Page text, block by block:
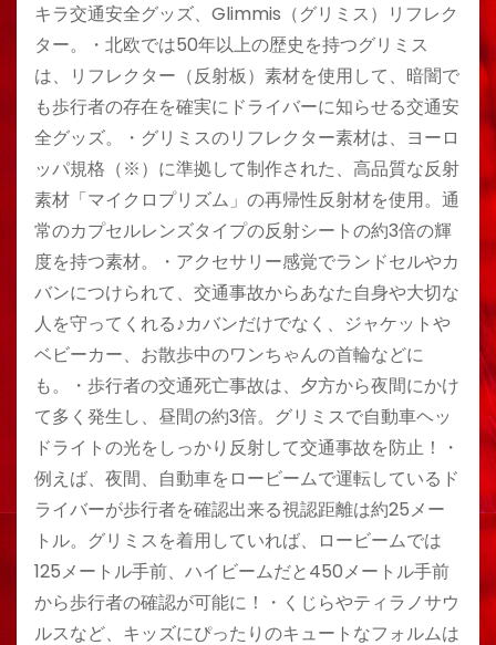
キラ交通安全グッズ、Glimmis（グリミス）リフレク
ター。・北欧では50年以上の歴史を持つグリミス
は、リフレクター（反射板）素材を使用して、暗闇で
も歩行者の存在を確実にドライバーに知らせる交通安
全グッズ。・グリミスのリフレクター素材は、ヨーロ
ッパ規格（※）に準拠して制作された、高品質な反射
素材「マイクロプリズム」の再帰性反射材を使用。通
常のカプセルレンズタイプの反射シートの約3倍の輝
度を持つ素材。・アクセサリー感覚でランドセルやカ
バンにつけられて、交通事故からあなた自身や大切な
人を守ってくれる♪カバンだけでなく、ジャケットや
ベビーカー、お散歩中のワンちゃんの首輪などに
も。・歩行者の交通死亡事故は、夕方から夜間にかけ
て多く発生し、昼間の約3倍。グリミスで自動車ヘッ
ドライトの光をしっかり反射して交通事故を防止！・
例えば、夜間、自動車をロービームで運転しているド
ライバーが歩行者を確認出来る視認距離は約25メー
トル。グリミスを着用していれば、ロービームでは
125メートル手前、ハイビームだと450メートル手前
から歩行者の確認が可能に！・くじらやティラノサウ
ルスなど、キッズにぴったりのキュートなフォルムは